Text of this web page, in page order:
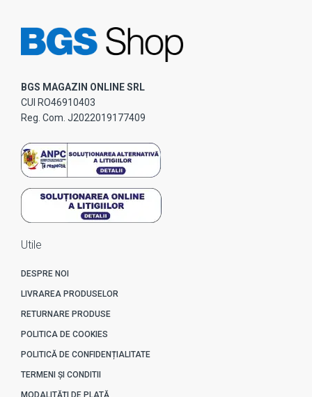
BGS MAGAZIN ONLINE SRL
CUI RO46910403
Reg. Com. J2022019177409
Utile
DESPRE NOI
LIVRAREA PRODUSELOR
RETURNARE PRODUSE
POLITICA DE COOKIES
POLITICĂ DE CONFIDENȚIALITATE
TERMENI ȘI CONDITII
MODALITĂȚI DE PLATĂ